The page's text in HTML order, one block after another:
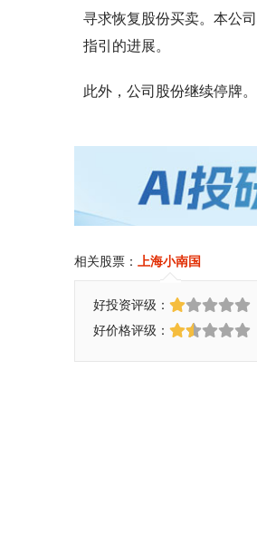
寻求恢复股份买卖。本公
指引的进展。
此外，公司股份继续停牌。
相关股票： 上海小南国
好投资评级：
好价格评级：